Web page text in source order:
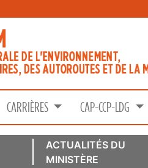
CARRIÈRES CAP-CCP-LDG
ACTUALITÉS DU
MINISTÈRE